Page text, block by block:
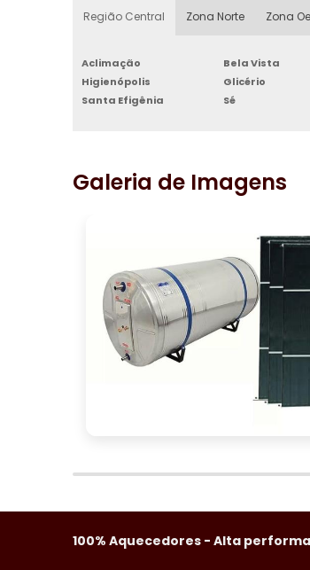
Região Central Zona Norte Zona
Aclimação Bela Vista
Higienópolis
Glicério
Santa Efigênia
Sé
Galeria de Imagens
100% Aquecedores - Alta